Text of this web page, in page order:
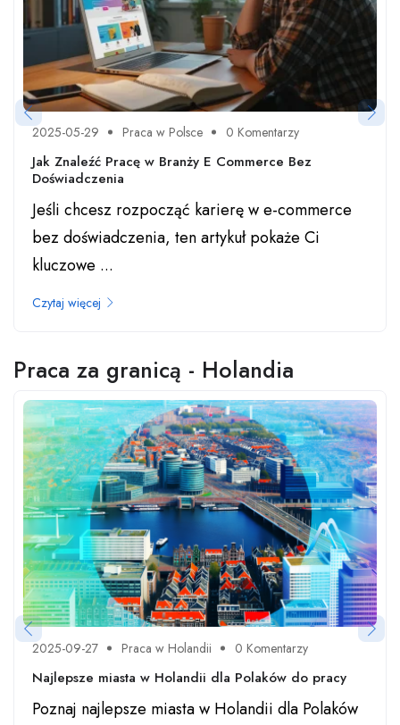
2025-05-29 Praca w Polsce 0 Komentarzy
Jak Znaleźć Pracę w Branży E Commerce Bez
Doświadczenia
Jeśli chcesz rozpocząć karierę w e-commerce
bez doświadczenia, ten artykuł pokaże Ci
kluczowe ...
Czytaj więcej
Praca za granicą - Holandia
2025-09-27 Praca w Holandii 0 Komentarzy
Najlepsze miasta w Holandii dla Polaków do pracy
Poznaj najlepsze miasta w Holandii dla Polaków